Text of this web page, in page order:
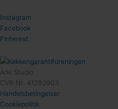
Instagram
Facebook
Pinterest
Arki Studio
CVR Nr: 41292903
Handelsbetingelser
Cookiepolitik